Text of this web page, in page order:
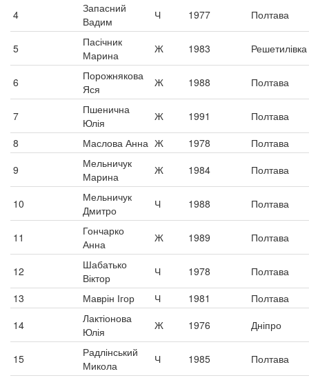
4
Запасний
Вадим
Ч 1977 Полтава
5
Пасічник
Марина
Ж 1983 Решетилівка
6
Порожнякова
Яся
Ж 1988 Полтава
7
Пшенична
Юлія
Ж 1991
Полтава
8
Маслова Анна Ж 1978
Полтава
9
Мельничук
Марина
Ж 1984 Полтава
10
Мельничук
Дмитро
Ч 1988 Полтава
11
Гончарко
Анна
Ж 1989 Полтава
12
Шабатько
Віктор
Ч 1978
Полтава
13
Маврін Ігор Ч 1981
Полтава
14
Лактіонова
Юлія
Ж 1976 Дніпро
15
Радлінський
Микола
Ч 1985 Полтава